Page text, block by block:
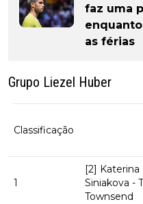
faz uma
as férias
Grupo Liezel Huber
Classificação
1
[2] Katerina
Siniakova -
Townsend